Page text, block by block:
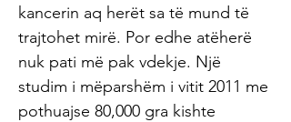
kancerin aq herët sa të mund të
trajtohet mirë. Por edhe atëherë
nuk pati më pak vdekje. Një
studim i mëparshëm i vitit 2011 me
pothuajse 80,000 gra kishte